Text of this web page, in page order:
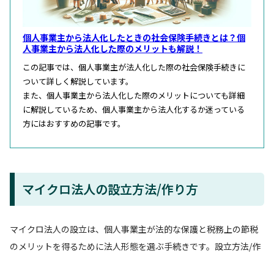
個人事業主から法人化したときの社会保険手続きとは？個
人事業主から法人化した際のメリットも解説！
この記事では、個人事業主が法人化した際の社会保険手続きに
ついて詳しく解説しています。
また、個人事業主から法人化した際のメリットについても詳細
に解説しているため、個人事業主から法人化するか迷っている
方にはおすすめの記事です。
マイクロ法人の設立方法/作り方
マイクロ法人の設立は、個人事業主が法的な保護と税務上の節税
のメリットを得るために法人形態を選ぶ手続きです。設立方法/作